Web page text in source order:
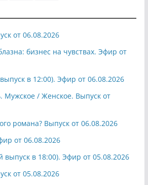
от 06.08.2026
бизнес на чувствах. Эфир от
в 12:00). Эфир от 06.08.2026
Мужское / Женское. Выпуск от
романа? Выпуск от 06.08.2026
от 06.08.2026
выпуск в 18:00). Эфир от 05.08.2026
от 05.08.2026